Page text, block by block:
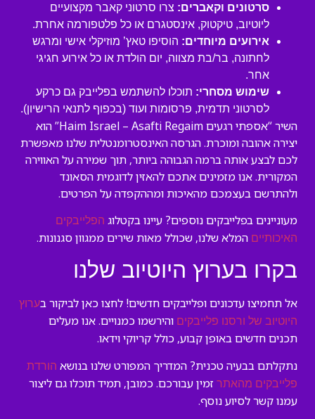
סרטונים וקאברים: צרו סרטוני קאבר מקצועיים
ליוטיוב, טיקטוק, אינסטגרם או כל פלטפורמה אחרת.
אירועים מיוחדים: הוסיפו טאץ’ מוזיקלי אישי ומרגש
לחתונה, בר/בת מצווה, יום הולדת או כל אירוע חגיגי
אחר.
שימוש מסחרי: תוכלו להשתמש בפלייבק גם כרקע
לסרטוני תדמית, פרסומות ועוד (בכפוף לתנאי הרישיון).
השיר “אספתי רגעים Haim Israel – Asafti Regaim” הוא
יצירה אהובה ומוכרת. הגרסה האינסטרומנטלית שלנו מאפשרת
לכם לבצע אותה ברמה הגבוהה ביותר, תוך שמירה על האווירה
המקורית. אנו מזמינים אתכם להאזין לדוגמית הסאונד
ולהתרשם בעצמכם מהאיכות ומההקפדה על הפרטים.
מעוניינים בפלייבקים נוספים? עיינו בקטלוג הפלייבקים
האיכותיים המלא שלנו, שכולל מאות שירים ממגוון סגנונות.
בקרו בערוץ היוטיוב שלנו
אל תחמיצו עדכונים ופלייבקים חדשים! לחצו כאן לביקור בערוץ
היוטיוב של ורסנו פלייבקים והירשמו כמנויים. אנו מעלים
תכנים חדשים באופן קבוע, כולל קריוקי וידאו.
נתקלתם בבעיה טכנית? המדריך המפורט שלנו בנושא הורדת
פלייבקים מהאתר זמין עבורכם. כמובן, תמיד תוכלו גם ליצור
עמנו קשר לסיוע נוסף.